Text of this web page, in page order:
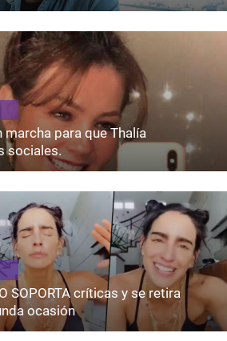
marcha para que Thalía
sociales.
SOPORTA críticas y se retira
ocasión